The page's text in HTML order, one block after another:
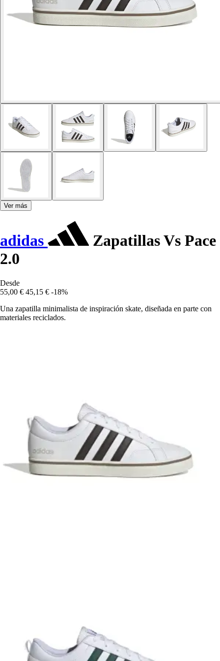
Ver más
adidas
Zapatillas Vs Pace
2.0
Desde
55,00 € 45,15 € -18%
Una zapatilla minimalista de inspiración skate, diseñada en parte con
materiales reciclados.